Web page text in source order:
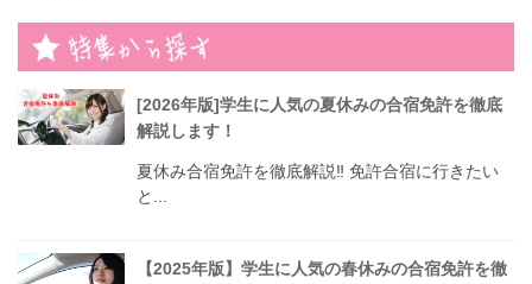
[2026年版]学生に人気の夏休みの合宿免許を徹底
解説します！
夏休み合宿免許を徹底解説‼︎ 免許合宿に行きたい
と...
【2025年版】学生に人気の春休みの合宿免許を徹